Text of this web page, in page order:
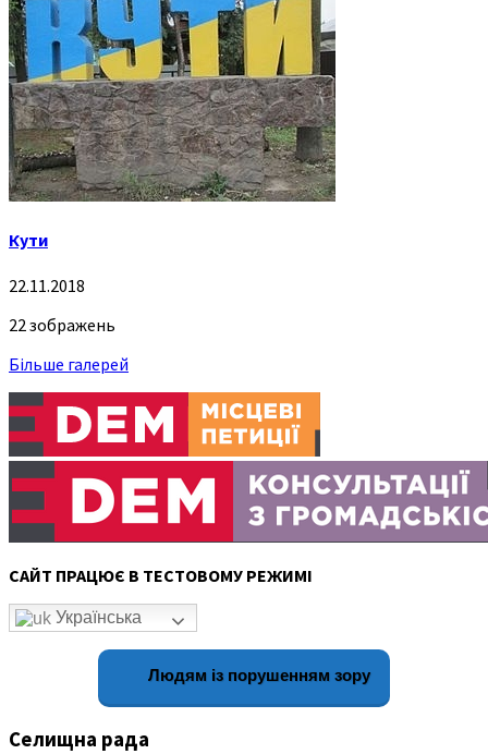
Кути
22.11.2018
22 зображень
Більше галерей
САЙТ ПРАЦЮЄ В ТЕСТОВОМУ РЕЖИМІ
Українська
Людям із порушенням зору
Селищна рада